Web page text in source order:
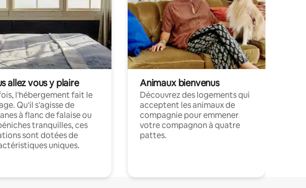
allez vous y plaire
l'hébergement fait le
Qu'il s'agisse de
à flanc de falaise ou
tranquilles, ces
sont dotées de
uniques.
Animaux bienvenus
Découvrez des logements qui
acceptent les animaux de
compagnie pour emmener
votre compagnon à quatre
pattes.